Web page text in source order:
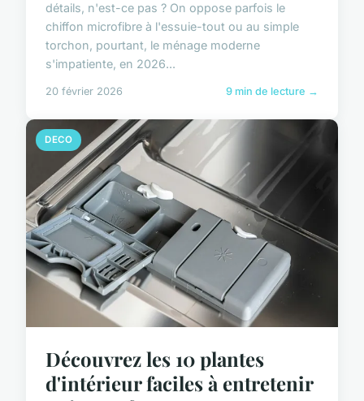
détails, n'est-ce pas ? On oppose parfois le
chiffon microfibre à l'essuie-tout ou au simple
torchon, pourtant, le ménage moderne
s'impatiente, en 2026...
20 février 2026 9 min de lecture →
DECO
Découvrez les 10 plantes
d'intérieur faciles à entretenir